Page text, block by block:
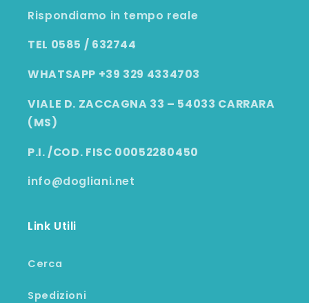
Rispondiamo in tempo reale
TEL 0585 / 632744
WHATSAPP +39 329 4334703
VIALE D. ZACCAGNA 33 – 54033 CARRARA
(MS)
P.I. /COD. FISC 00052280450
info@dogliani.net
Link Utili
Cerca
Spedizioni